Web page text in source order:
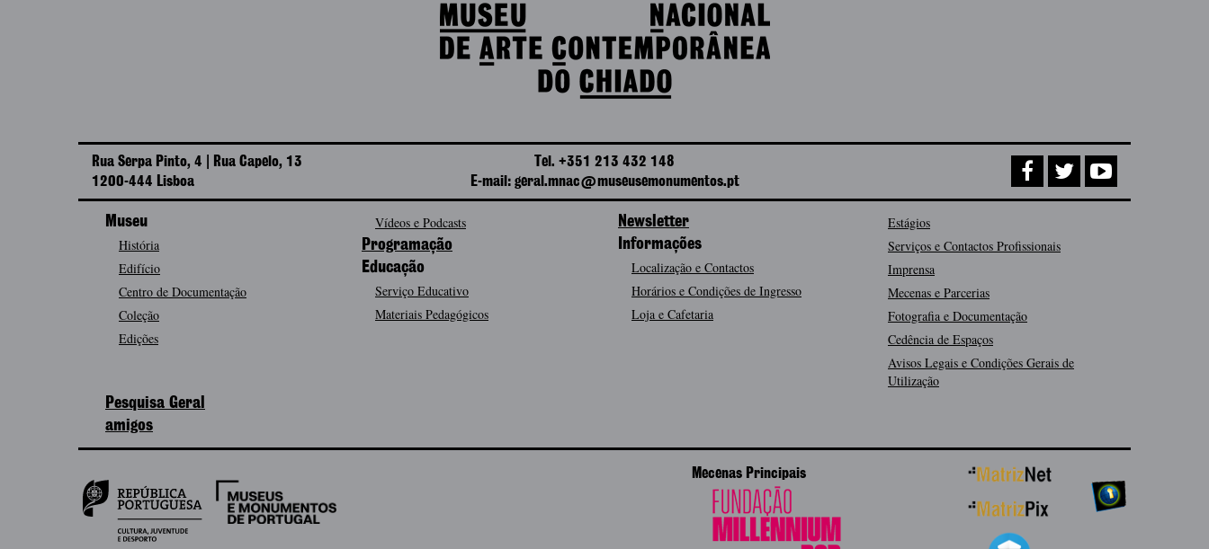
Rua Serpa Pinto, 4 | Rua Capelo, 13
1200-444 Lisboa
Tel. +351 213 432 148
E-mail: geral.mnac@museusemonumentos.pt
Museu
História
Edifício
Centro de Documentação
Coleção
Edições
Vídeos e Podcasts
Programação
Educação
Serviço Educativo
Materiais Pedagógicos
Newsletter
Informações
Localização e Contactos
Horários e Condições de Ingresso
Loja e Cafetaria
Estágios
Serviços e Contactos Profissionais
Imprensa
Mecenas e Parcerias
Fotografia e Documentação
Cedência de Espaços
Avisos Legais e Condições Gerais de
Utilização
Pesquisa Geral
amigos
Mecenas Principais